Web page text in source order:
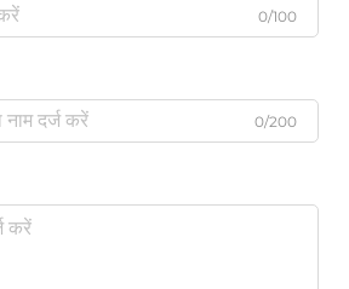
0/100
0/200